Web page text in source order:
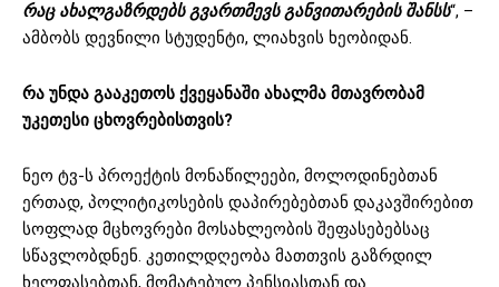
რაც ახალგაზრდებს გვართმევს განვითარების შანსს“, –
ამბობს დევნილი სტუდენტი, ლიახვის ხეობიდან.
რა უნდა გააკეთოს ქვეყანაში ახალმა მთავრობამ
უკეთესი ცხოვრებისთვის?
ნეო ტვ-ს პროექტის მონაწილეები, მოლოდინებთან
ერთად, პოლიტიკოსების დაპირებებთან დაკავშირებით
სოფლად მცხოვრები მოსახლეობის შეფასებებსაც
სწავლობდნენ. კეთილდღეობა მათთვის გაზრდილ